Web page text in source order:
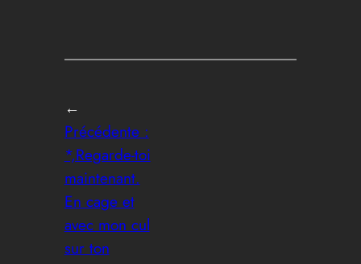
←
Précédente :
*,Regarde-toi
maintenant.
En cage et
avec mon cul
sur ton